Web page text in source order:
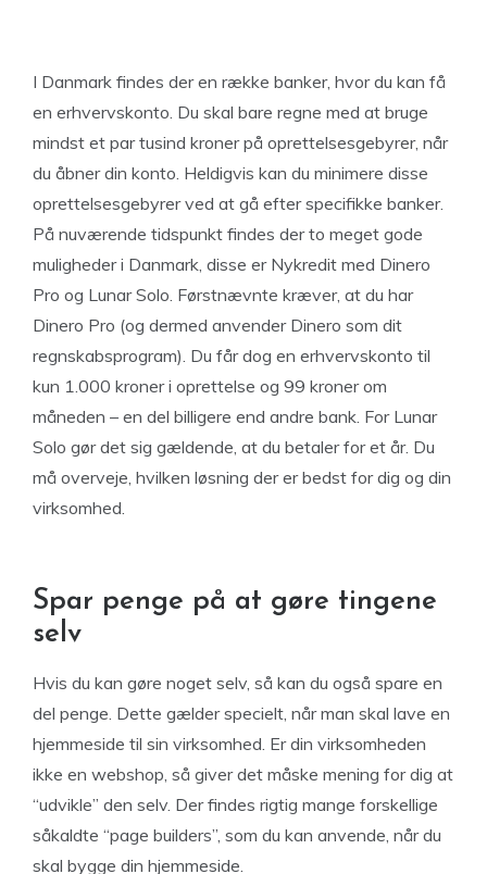
I Danmark findes der en række banker, hvor du kan få
en erhvervskonto. Du skal bare regne med at bruge
mindst et par tusind kroner på oprettelsesgebyrer, når
du åbner din konto. Heldigvis kan du minimere disse
oprettelsesgebyrer ved at gå efter specifikke banker.
På nuværende tidspunkt findes der to meget gode
muligheder i Danmark, disse er Nykredit med Dinero
Pro og Lunar Solo. Førstnævnte kræver, at du har
Dinero Pro (og dermed anvender Dinero som dit
regnskabsprogram). Du får dog en erhvervskonto til
kun 1.000 kroner i oprettelse og 99 kroner om
måneden – en del billigere end andre bank. For Lunar
Solo gør det sig gældende, at du betaler for et år. Du
må overveje, hvilken løsning der er bedst for dig og din
virksomhed.
Spar penge på at gøre tingene
selv
Hvis du kan gøre noget selv, så kan du også spare en
del penge. Dette gælder specielt, når man skal lave en
hjemmeside til sin virksomhed. Er din virksomheden
ikke en webshop, så giver det måske mening for dig at
“udvikle” den selv. Der findes rigtig mange forskellige
såkaldte “page builders”, som du kan anvende, når du
skal bygge din hjemmeside.